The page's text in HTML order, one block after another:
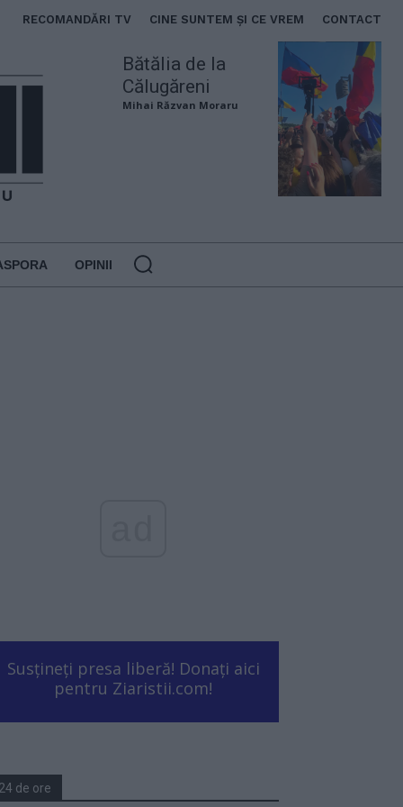
RECOMANDĂRI TV CINE SUNTEM ȘI CE VREM CONTACT
Bătălia de la
Călugăreni
Mihai Răzvan Moraru
OPINII
Susțineți presa liberă! Donați aici
pentru Ziaristii.com!
24 de ore